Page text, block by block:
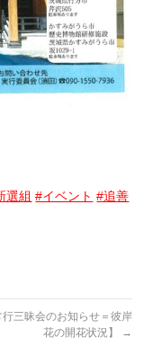
選組 #イベント #追善
行三昧会のお知らせ＝彼岸
花の開花状況】
→